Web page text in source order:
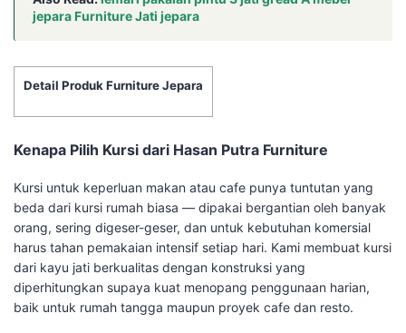
jepara Furniture Jati jepara
Detail Produk Furniture Jepara
Kenapa Pilih Kursi dari Hasan Putra Furniture
Kursi untuk keperluan makan atau cafe punya tuntutan yang
beda dari kursi rumah biasa — dipakai bergantian oleh banyak
orang, sering digeser-geser, dan untuk kebutuhan komersial
harus tahan pemakaian intensif setiap hari. Kami membuat kursi
dari kayu jati berkualitas dengan konstruksi yang
diperhitungkan supaya kuat menopang penggunaan harian,
baik untuk rumah tangga maupun proyek cafe dan resto.